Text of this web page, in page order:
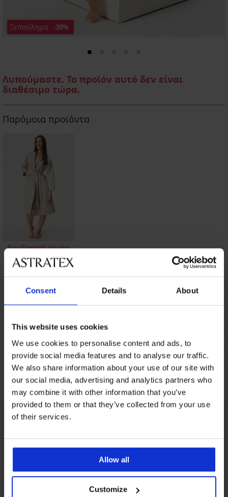
Consent Details About
This website uses cookies
We use cookies to personalise content and ads, to
provide social media features and to analyse our traffic.
We also share information about your use of our site with
our social media, advertising and analytics partners who
may combine it with other information that you’ve
provided to them or that they’ve collected from your use
of their services.
Allow all
Customize
Ξεπούλημα -30%
Λυπούμαστε. Το προϊόν αυτό δεν είναι
διαθέσιμο τώρα.
Παρόμοια προϊόντα
Βαμβακερή ρόμπα
βαφλέ Afra μακριά
40,59 €
ΠΕΡΙΓΡΑΦΗ
ΑΛΛΑΓΗ
ΣΥΝΤΗΡΗΣΗ ΚΑΙ ΠΛΥΣΗ
Η ΜΆΡΚΑ
Μπορεί να σας αρέσει
LIMITED